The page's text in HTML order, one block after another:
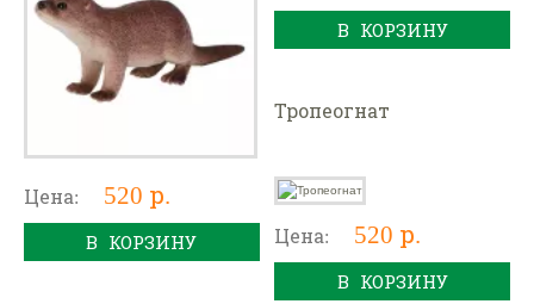
Цена: 520 р.
В КОРЗИНУ
В КОРЗИНУ
Тропеогнат
Цена: 520 р.
В КОРЗИНУ